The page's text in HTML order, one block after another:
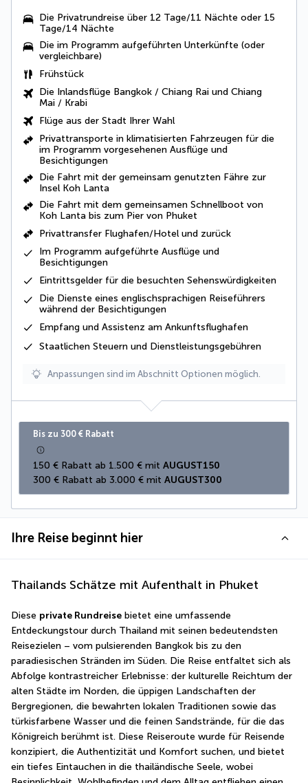
Die Privatrundreise über 12 Tage/11 Nächte oder 15
Tage/14 Nächte
Die im Programm aufgeführten Unterkünfte (oder
vergleichbare)
Frühstück
Die Inlandsflüge Bangkok / Chiang Rai und Chiang
Mai / Krabi
Flüge aus der Stadt Ihrer Wahl
Privattransporte in klimatisierten Fahrzeugen für die
im Programm vorgesehenen Ausflüge und
Besichtigungen
Die Fahrt mit der gemeinsam genutzten Fähre zur
Insel Koh Lanta
Die Fahrt mit dem gemeinsamen Schnellboot von
Koh Lanta bis zum Pier von Phuket
Privattransfer Flughafen/Hotel und zurück
Im Programm aufgeführte Ausflüge und
Besichtigungen
Eintrittsgelder für die besuchten Sehenswürdigkeiten
Die Dienste eines englischsprachigen Reiseführers
während der Besichtigungen
Empfang und Assistenz am Ankunftsflughafen
Staatlichen Steuern und Dienstleistungsgebühren
Anpassungen sind im Abschnitt Optionen möglich.
Bis zu 300 € Rabatt
150 € Rabatt ab 1.500 € mit AUGUST150
300 € Rabatt ab 3.000 € mit AUGUST300
Ihre Reise beginnt hier
Thailands Schätze mit Aufenthalt in Phuket
Diese private Rundreise bietet eine umfassende
Entdeckungstour durch Thailand mit seinen bedeutendsten
Reisezielen – vom pulsierenden Bangkok bis zu den
paradiesischen Stränden im Süden. Die Reise entfaltet sich als
Abfolge kontrastreicher Erlebnisse: der kulturelle Reichtum der
alten Städte im Norden, die üppigen Landschaften der
Bergregionen, die bewahrten lokalen Traditionen sowie das
türkisfarbene Wasser und die feinen Sandstrände, für die das
Königreich berühmt ist. Diese Reiseroute wurde für Reisende
konzipiert, die Authentizität und Komfort suchen, und bietet
ein tiefes Eintauchen in die thailändische Seele, wobei